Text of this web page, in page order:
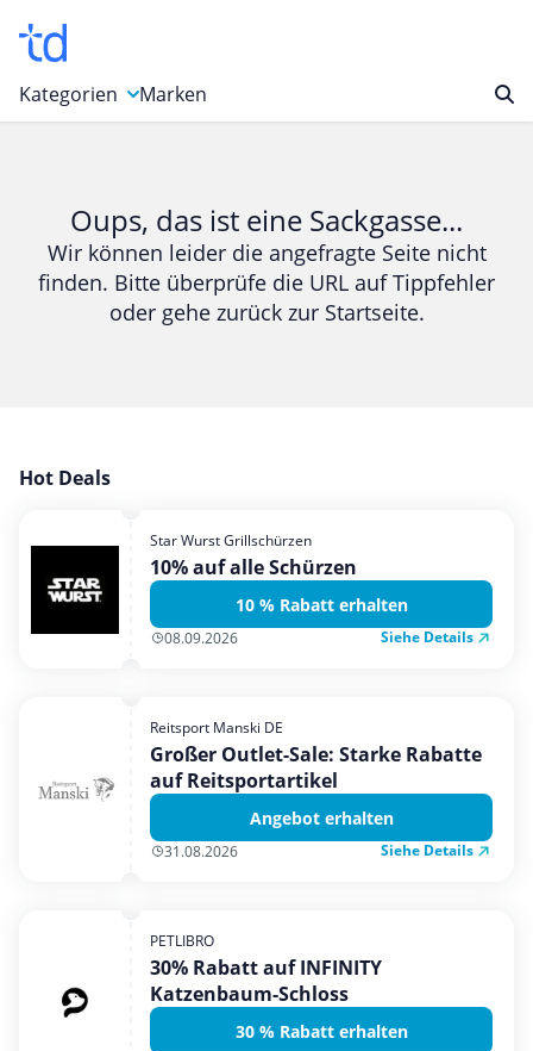
Kategorien
Bücher & Magazine
Computer & Elektronik
Entertainment & Media
Garten, Haushalt & Tiere
Mobilfunk & Internet
Mode & Accessoires
Shopping
Urlaub & Reise
Marken
Oups, das ist eine Sackgasse...
Wir können leider die angefragte Seite nicht
finden. Bitte überprüfe die URL auf Tippfehler
oder gehe zurück zur Startseite.
Hot Deals
Star Wurst Grillschürzen
10% auf alle Schürzen
10 % Rabatt erhalten
08.09.2026 Siehe Details
Reitsport Manski DE
Großer Outlet-Sale: Starke Rabatte
auf Reitsportartikel
Angebot erhalten
31.08.2026 Siehe Details
PETLIBRO
30% Rabatt auf INFINITY
Katzenbaum-Schloss
30 % Rabatt erhalten